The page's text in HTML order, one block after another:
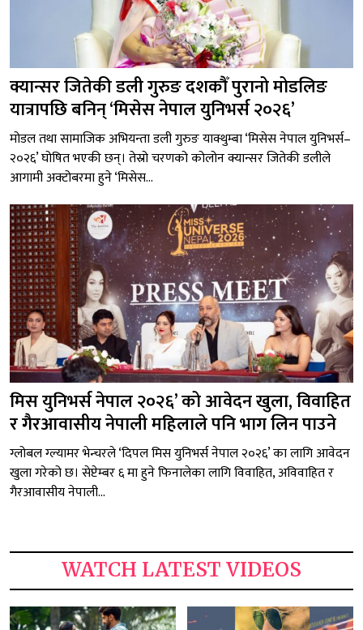
क्यान्सर जितेकी डली गुरुङ दशकौँ पुरानो मोडलिङ
यात्रापछि बनिन् ‘मिसेस नेपाल युनिभर्स २०२६’
मोडल तथा सामाजिक अभियन्ता डली गुरुङ याक्थुम्बा ‘मिसेस नेपाल युनिभर्स–
२०२६’ घोषित भएकी छन्। तेस्रो चरणको कोलोन क्यान्सर जितेकी डलीले
आगामी अक्टोबरमा हुने ‘मिसेस...
मिस युनिभर्स नेपाल २०२६’ को आवेदन खुला, विवाहित
र गैरआवासीय नेपाली महिलाले पनि भाग लिन पाउने
ग्लोबल ग्ल्यामर भेन्चरले ‘दिपल मिस युनिभर्स नेपाल २०२६’ का लागि आवेदन
खुला गरेको छ। सेप्टेम्बर ६ मा हुने फिनालेका लागि विवाहित, अविवाहित र
गैरआवासीय नेपाली...
WATCH LATEST VIDEOS